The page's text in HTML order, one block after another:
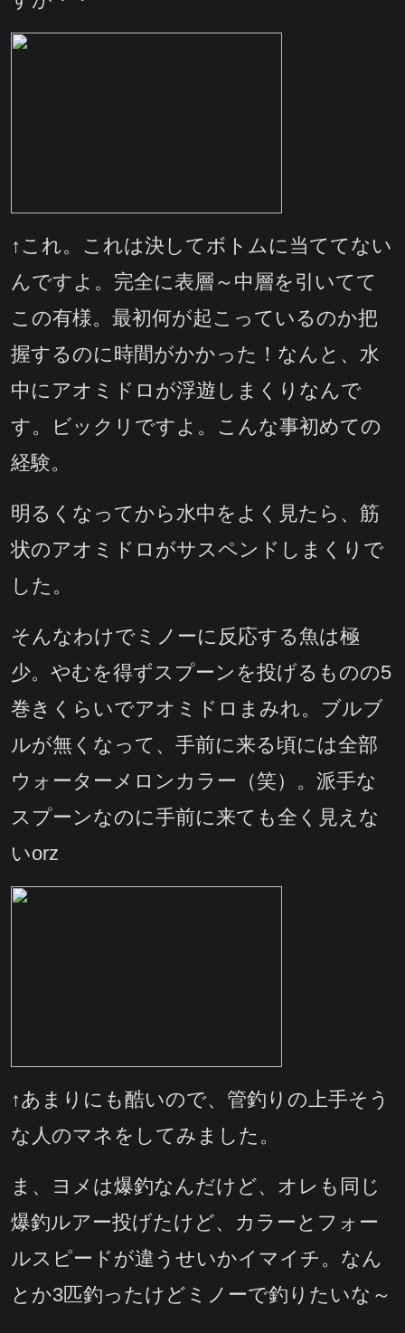
↑これ。これは決してボトムに当ててない
んですよ。完全に表層～中層を引いてて
この有様。最初何が起こっているのか把
握するのに時間がかかった！なんと、水
中にアオミドロが浮遊しまくりなんで
す。ビックリですよ。こんな事初めての
経験。
明るくなってから水中をよく見たら、筋
状のアオミドロがサスペンドしまくりで
した。
そんなわけでミノーに反応する魚は極
少。やむを得ずスプーンを投げるものの5
巻きくらいでアオミドロまみれ。ブルブ
ルが無くなって、手前に来る頃には全部
ウォーターメロンカラー（笑）。派手な
スプーンなのに手前に来ても全く見えな
いorz
↑あまりにも酷いので、管釣りの上手そう
な人のマネをしてみました。
ま、ヨメは爆釣なんだけど、オレも同じ
爆釣ルアー投げたけど、カラーとフォー
ルスピードが違うせいかイマイチ。なん
とか3匹釣ったけどミノーで釣りたいな～